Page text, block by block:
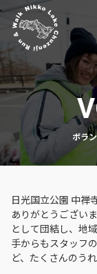
ボラ
日光国立公園 中禅
ありがとうござい
として団結し、地
手からもスタッフ
ど、たくさんのう